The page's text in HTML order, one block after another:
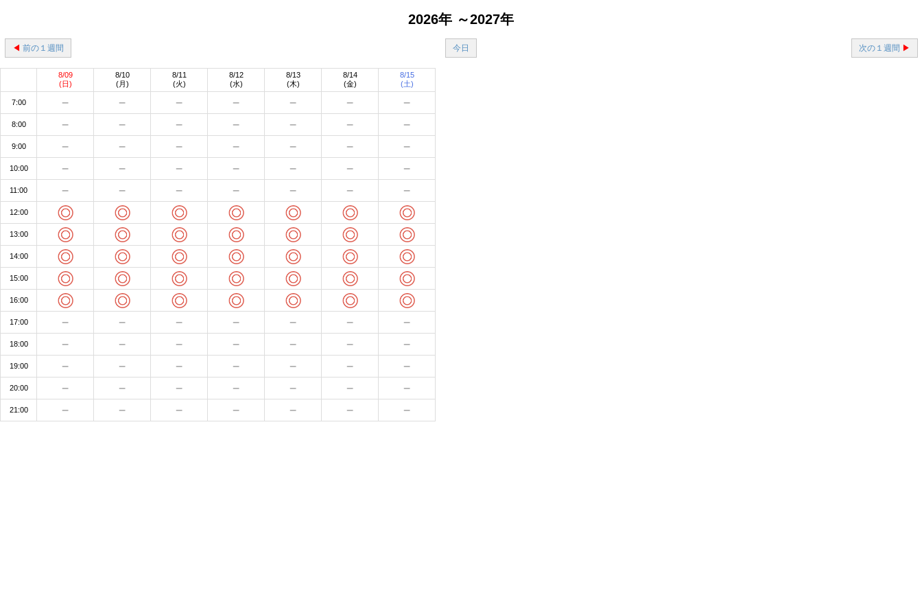
2026年 ～2027年
◀ 前の１週間 今日 次の１週間 ▶
8/09
(日)
8/10
(月)
8/11
(火)
8/12
(水)
8/13
(木)
8/14
(金)
8/15
(土)
7:00
8:00
9:00
10:00
11:00
12:00
13:00
14:00
15:00
16:00
17:00
18:00
19:00
20:00
21:00